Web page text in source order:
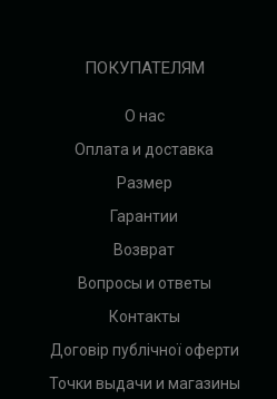
ПОКУПАТЕЛЯМ
О нас
Оплата и доставка
Размер
Гарантии
Возврат
Вопросы и ответы
Контакты
Договір публічної оферти
Точки выдачи и магазины